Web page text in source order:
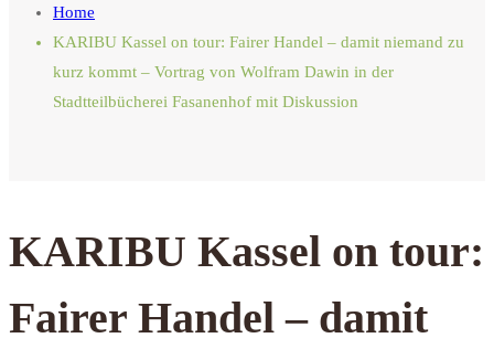
Home
KARIBU Kassel on tour: Fairer Handel – damit niemand zu
kurz kommt – Vortrag von Wolfram Dawin in der
Stadtteilbücherei Fasanenhof mit Diskussion
KARIBU Kassel on tour:
Fairer Handel – damit